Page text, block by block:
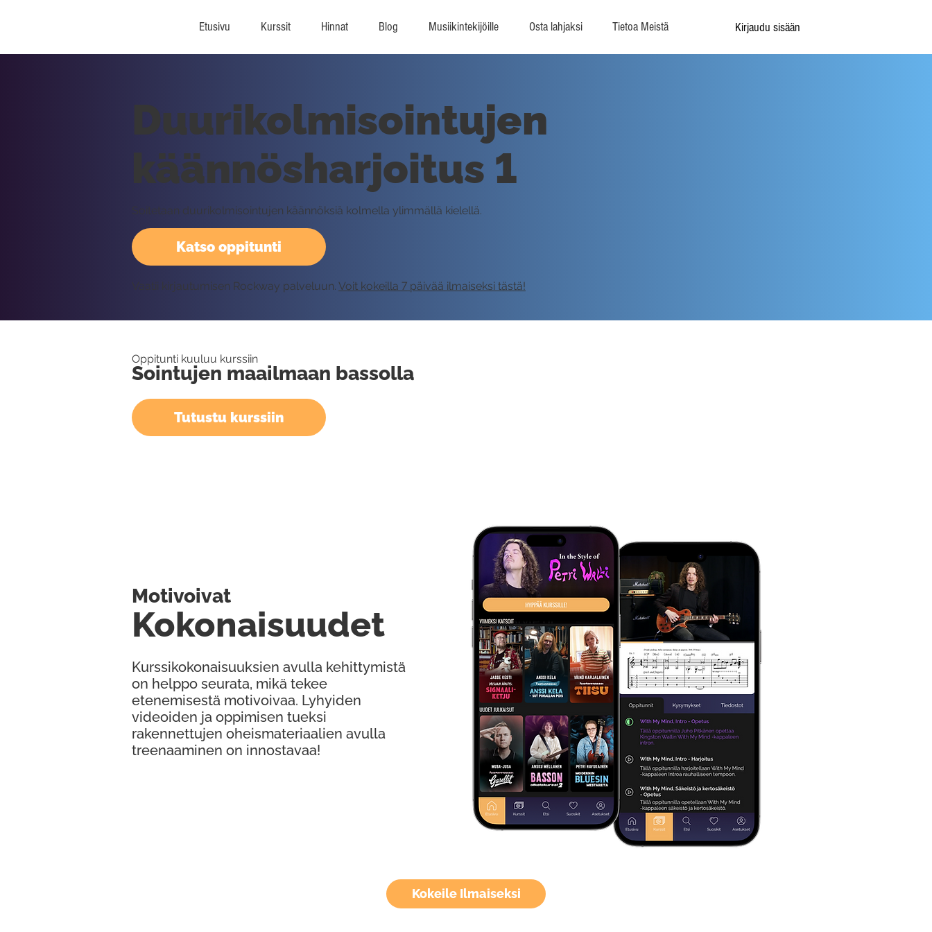
Etusivu Kurssit Hinnat Blog Musiikintekijöille Osta lahjaksi Tietoa Meistä Kirjaudu sisään
Kokeile Ilmaiseksi
Katso oppitunti
Duurikolmisointujen
käännösharjoitus 1
Soitetaan duurikolmisointujen käännöksiä kolmella ylimmällä kielellä.
Vaatii kirjautumisen Rockway palveluun. Voit kokeilla 7 päivää ilmaiseksi tästä!
Oppitunti kuuluu kurssiin
Sointujen maailmaan bassolla
Tutustu kurssiin
Kurssikokonaisuuksien avulla kehittymistä
on helppo seurata, mikä tekee
etenemisestä motivoivaa. Lyhyiden
videoiden ja oppimisen tueksi
rakennettujen oheismateriaalien avulla
treenaaminen on innostavaa!
Kokonaisuudet
Motivoivat